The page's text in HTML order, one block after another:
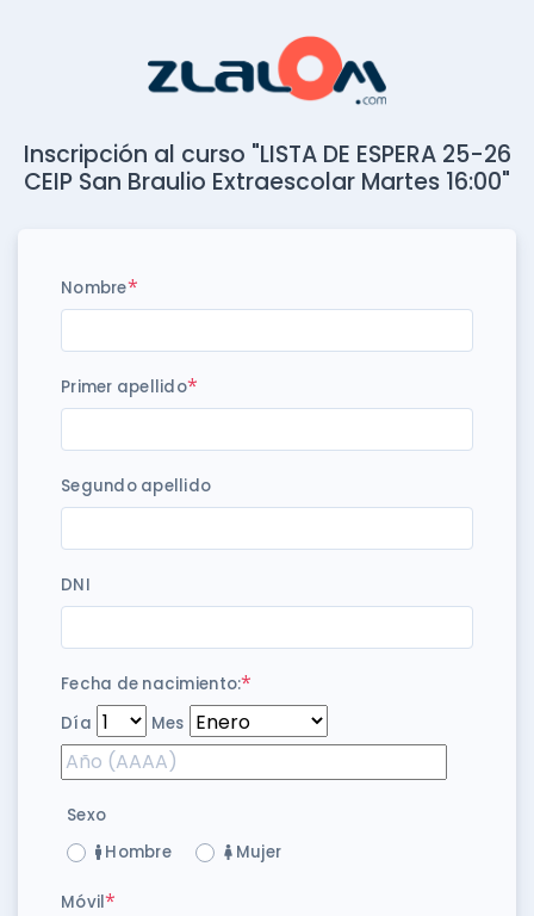
Inscripción al curso "LISTA DE ESPERA 25-26
CEIP San Braulio Extraescolar Martes 16:00"
Nombre*
Primer apellido*
Segundo apellido
DNI
Fecha de nacimiento:*
Día Mes
Sexo
Hombre
Mujer
Móvil*